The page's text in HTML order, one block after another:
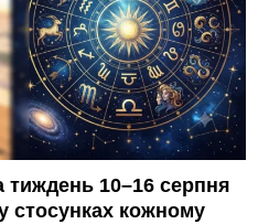
10–16 серпня
стосунках кожному